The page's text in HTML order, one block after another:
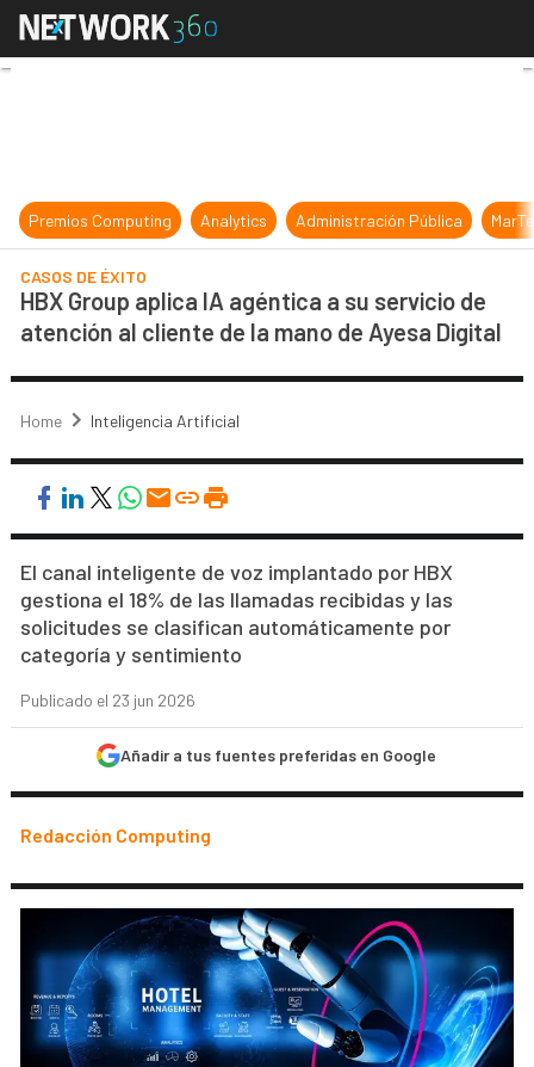
HBX Group aplica IA agéntica a
Premios Computing Analytics Administración Pública
CASOS DE ÉXITO
HBX Group aplica IA agéntica a su servicio de
atención al cliente de la mano de Ayesa Digital
Home Inteligencia Artificial
El canal inteligente de voz implantado por HBX
gestiona el 18% de las llamadas recibidas y las
solicitudes se clasifican automáticamente por
categoría y sentimiento
Publicado el 23 jun 2026
Añadir a tus fuentes preferidas en Google
Redacción Computing